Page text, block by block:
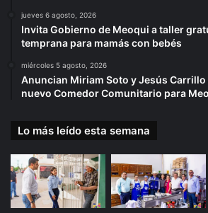
jueves 6 agosto, 2026
Invita Gobierno de Meoqui a taller
temprana para mamás con bebés
miércoles 5 agosto, 2026
Anuncian Miriam Soto y Jesús
nuevo Comedor Comunitario para
Lo más leído esta semana